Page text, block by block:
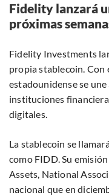
Fidelity lanzará
próximas
Fidelity Investments
propia stablecoin. Con
estadounidense se
instituciones
digitales.
La stablecoin se
como FIDD. Su
Assets, National
nacional que en